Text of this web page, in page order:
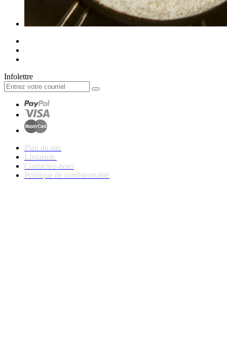
Infolettre
Plan du site
Livraison
Contactez-nous
Politique de confidentialité